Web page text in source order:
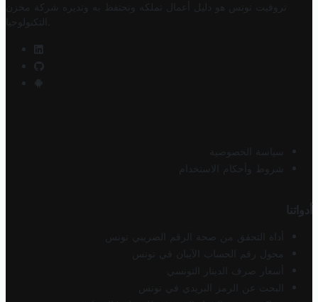
تروفيت تونس هو دليل أعمال تملكه وتحتفظ به وتديره
شركة مخزن
التكنولوجيا
سياسة الخصوصية
شروط وأحكام الاستخدام
أدواتنا
أداة التحقق من صحة الرقم الضريبي تونس
محول رقم الحساب الآيبان في تونس
أسعار صرف الدينار التونسي
البحث عن الرمز البريدي في تونس